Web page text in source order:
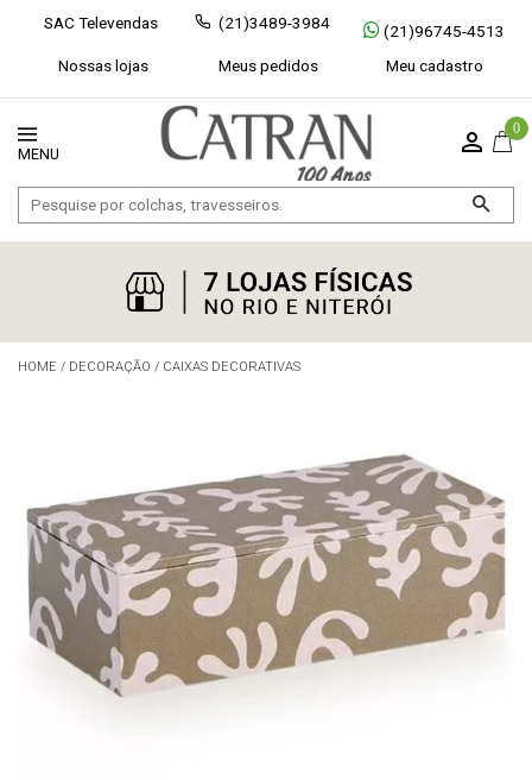
SAC Televendas (21)3489-3984
(21)96745-4513
Nossas lojas
Meus pedidos Meu cadastro
0
Exibir todos Fechar [×]
HOME / DECORAÇÃO / CAIXAS DECORATIVAS